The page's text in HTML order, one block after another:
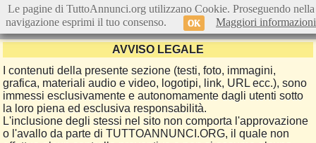
AVVISO LEGALE
I contenuti della presente sezione (testi, foto, immagini,
grafica, materiali audio e video, logotipi, link, URL ecc.), sono
immessi esclusivamente e autonomamente dagli utenti sotto
la loro piena ed esclusiva responsabilità.
L'inclusione degli stessi nel sito non comporta l'approvazione
o l'avallo da parte di TUTTOANNUNCI.ORG, il quale non
Le pagine di TuttoAnnunci.org utilizzano Cookie. Proseguendo nella
navigazione esprimi il tuo consenso.
OK Maggiori informazioni